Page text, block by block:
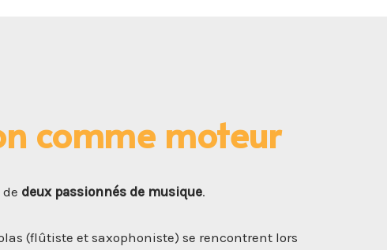
comme moteur
de deux passionnés de musique.
(flûtiste et saxophoniste) se rencontrent lors